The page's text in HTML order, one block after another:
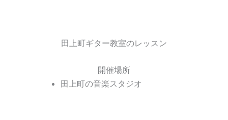
田上町ギター教室のレッスン
開催場所
田上町の音楽スタジオ